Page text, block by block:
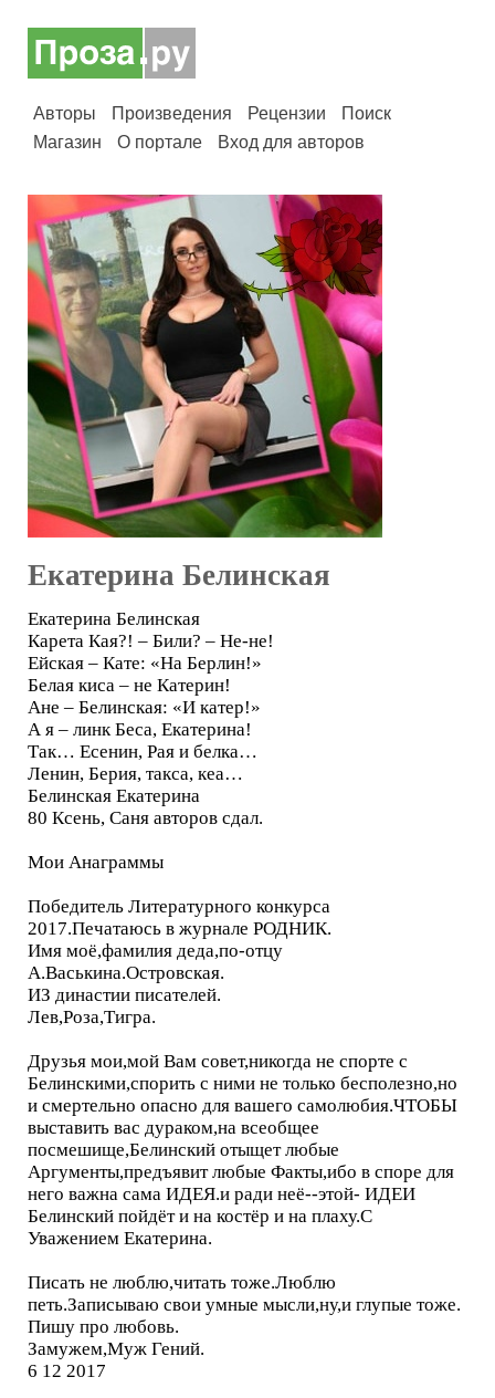
Авторы Произведения Рецензии
Поиск
Магазин
О портале Вход для авторов
Екатерина Белинская
Екатерина Белинская
Карета Кая?! – Били? – Не-не!
Ейская – Кате: «На Берлин!»
Белая киса – не Катерин!
Ане – Белинская: «И катер!»
А я – линк Беса, Екатерина!
Так… Есенин, Рая и белка…
Ленин, Берия, такса, кеа…
Белинская Екатерина
80 Ксень, Саня авторов сдал.
Мои Анаграммы
Победитель Литературного конкурса
2017.Печатаюсь в журнале РОДНИК.
Имя моё,фамилия деда,по-отцу
А.Васькина.Островская.
ИЗ династии писателей.
Лев,Роза,Тигра.
Друзья мои,мой Вам совет,никогда не спорте с
Белинскими,спорить с ними не только бесполезно,но
и смертельно опасно для вашего самолюбия.ЧТОБЫ
выставить вас дураком,на всеобщее
посмешище,Белинский отыщет любые
Аргументы,предъявит любые Факты,ибо в споре для
него важна сама ИДЕЯ.и ради неё--этой- ИДЕИ
Белинский пойдёт и на костёр и на плаху.С
Уважением Екатерина.
Писать не люблю,читать тоже.Люблю
петь.Записываю свои умные мысли,ну,и глупые тоже.
Пишу про любовь.
Замужем,Муж Гений.
6 12 2017